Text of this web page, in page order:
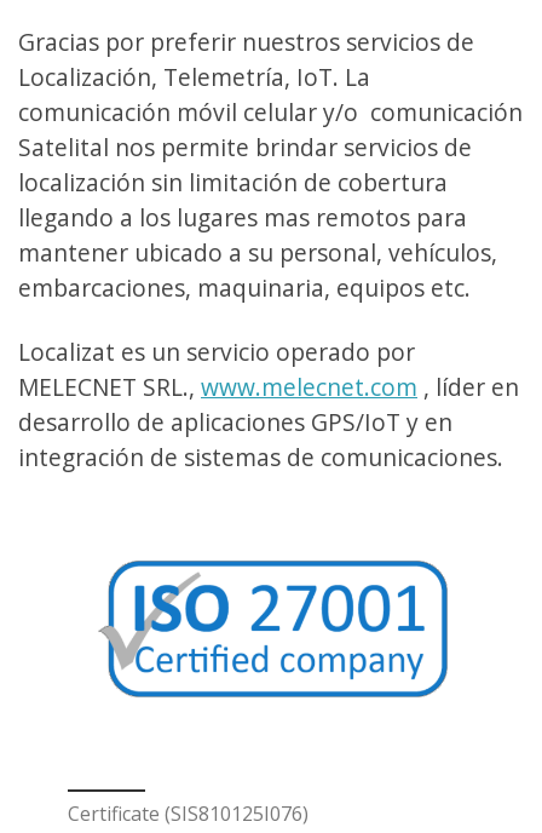
Gracias por preferir nuestros servicios de
Localización, Telemetría, IoT. La
comunicación móvil celular y/o comunicación
Satelital nos permite brindar servicios de
localización sin limitación de cobertura
llegando a los lugares mas remotos para
mantener ubicado a su personal, vehículos,
embarcaciones, maquinaria, equipos etc.
Localizat es un servicio operado por
MELECNET SRL., www.melecnet.com , líder en
desarrollo de aplicaciones GPS/IoT y en
integración de sistemas de comunicaciones.
Certificate (SIS810125I076)